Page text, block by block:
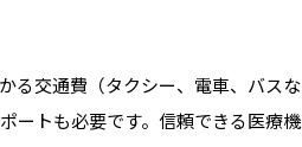
る交通費（タクシー、電車、バスな
ートも必要です。信頼できる医療機